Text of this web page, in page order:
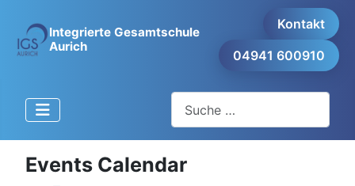
Integrierte Gesamtschule
Aurich
Kontakt
04941 600910
Events Calendar